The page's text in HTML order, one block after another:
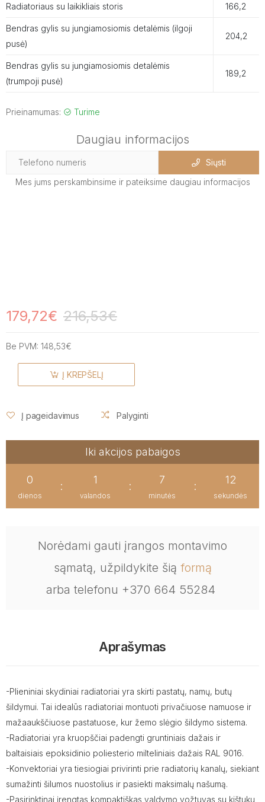
Radiatoriaus su laikikliais storis 166,2
Bendras gylis su jungiamosiomis detalėmis (ilgoji
pusė)
204,2
Bendras gylis su jungiamosiomis detalėmis
(trumpoji pusė)
189,2
Prieinamumas: Turime
Daugiau informacijos
Siųsti
Mes jums perskambinsime ir pateiksime daugiau informacijos
179,72€ 216,53€
Be PVM: 148,53€
Į KREPŠELĮ
Į pageidavimus Palyginti
Iki akcijos pabaigos
0
dienos
:
1
valandos
:
7
minutės
:
12
sekundės
Norėdami gauti įrangos montavimo
sąmatą, užpildykite šią formą
arba telefonu +370 664 55284
Aprašymas
-Plieniniai skydiniai radiatoriai yra skirti pastatų, namų, butų
šildymui. Tai idealūs radiatoriai montuoti privačiuose namuose ir
mažaaukščiuose pastatuose, kur žemo slėgio šildymo sistema.
-Radiatoriai yra kruopščiai padengti gruntiniais dažais ir
baltaisiais epoksidinio poliesterio milteliniais dažais RAL 9016.
-Konvektoriai yra tiesiogiai privirinti prie radiatorių kanalų, siekiant
sumažinti šilumos nuostolius ir pasiekti maksimalų našumą.
-Pasirinktinai įrengtas kompaktiškas valdymo vožtuvas su kištuku